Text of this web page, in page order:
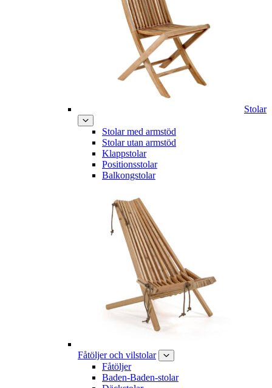
Stolar
Stolar med armstöd
Stolar utan armstöd
Klappstolar
Positionsstolar
Balkongstolar
Fåtöljer och vilstolar
Fåtöljer
Baden-Baden-stolar